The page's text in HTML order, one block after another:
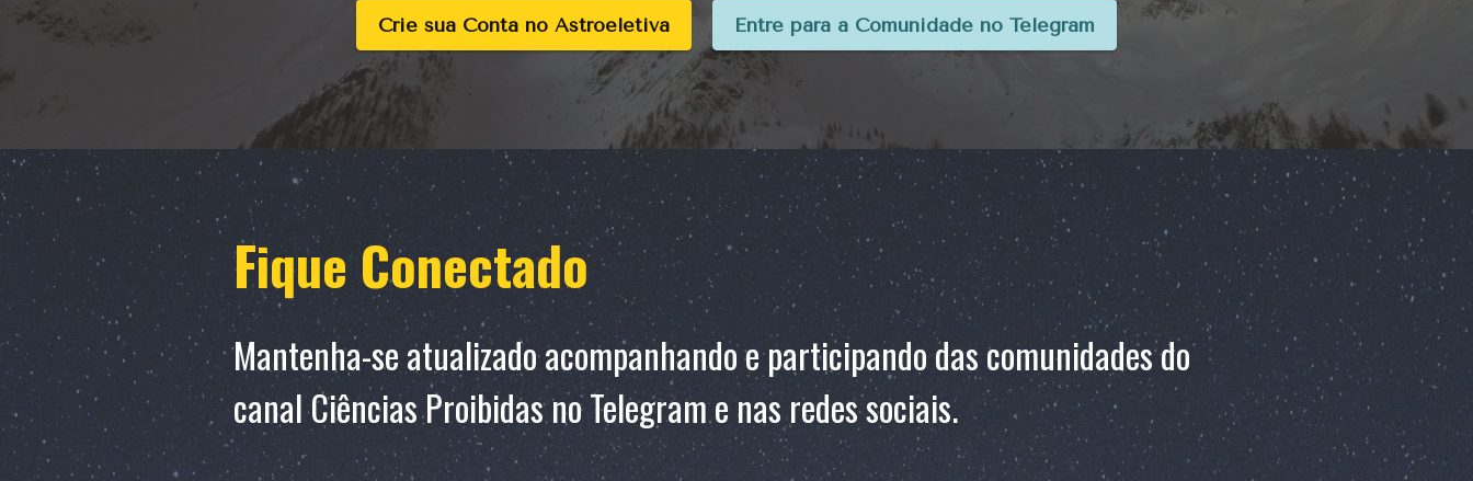
Crie sua Conta no Astroeletiva Entre para a Comunidade no Telegram
Fique Conectado
Mantenha-se atualizado acompanhando e participando das comunidades do
canal Ciências Proibidas no Telegram e nas redes sociais.